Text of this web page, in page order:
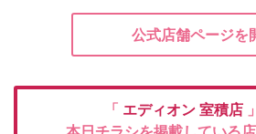
公式店舗ページを
「 エディオン 室積店